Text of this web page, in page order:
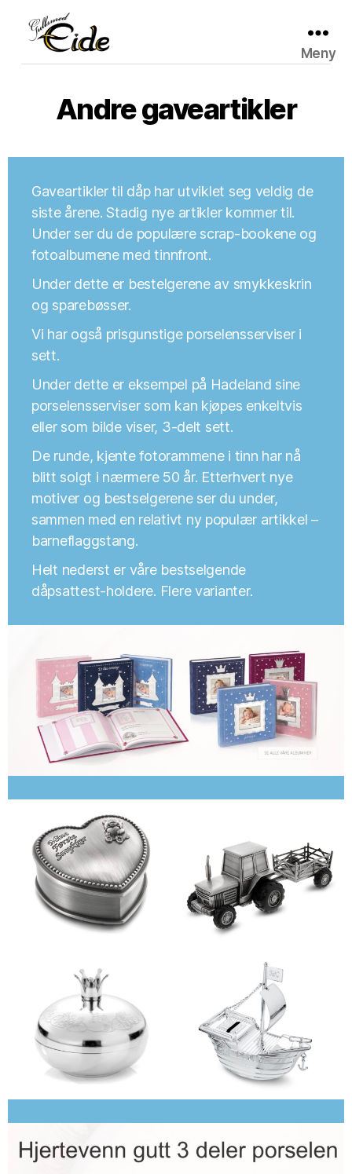
Gullsmed
Meny
Andre gaveartikler
Gaveartikler til dåp har utviklet seg veldig de
siste årene. Stadig nye artikler kommer til.
Under ser du de populære scrap-bookene og
fotoalbumene med tinnfront.
Under dette er bestelgerene av smykkeskrin
og sparebøsser.
Vi har også prisgunstige porselensserviser i
sett.
Under dette er eksempel på Hadeland sine
porselensserviser som kan kjøpes enkeltvis
eller som bilde viser, 3-delt sett.
De runde, kjente fotorammene i tinn har nå
blitt solgt i nærmere 50 år. Etterhvert nye
motiver og bestselgerene ser du under,
sammen med en relativt ny populær artikkel –
barneflaggstang.
Helt nederst er våre bestselgende
dåpsattest-holdere. Flere varianter.